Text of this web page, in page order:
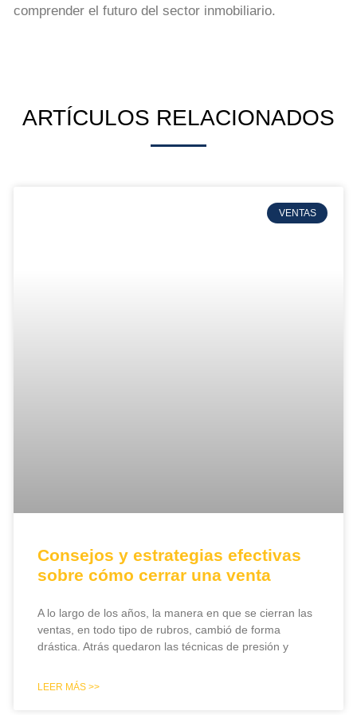
comprender el futuro del sector inmobiliario.
ARTÍCULOS RELACIONADOS
VENTAS
Consejos y estrategias efectivas
sobre cómo cerrar una venta
A lo largo de los años, la manera en que se cierran las
ventas, en todo tipo de rubros, cambió de forma
drástica. Atrás quedaron las técnicas de presión y
LEER MÁS >>